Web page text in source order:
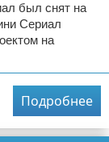
был снят на
Сериал
на
Подробнее